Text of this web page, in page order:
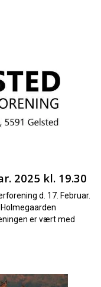
2025 kl. 19.30
d. 17. Februar.
er vært med